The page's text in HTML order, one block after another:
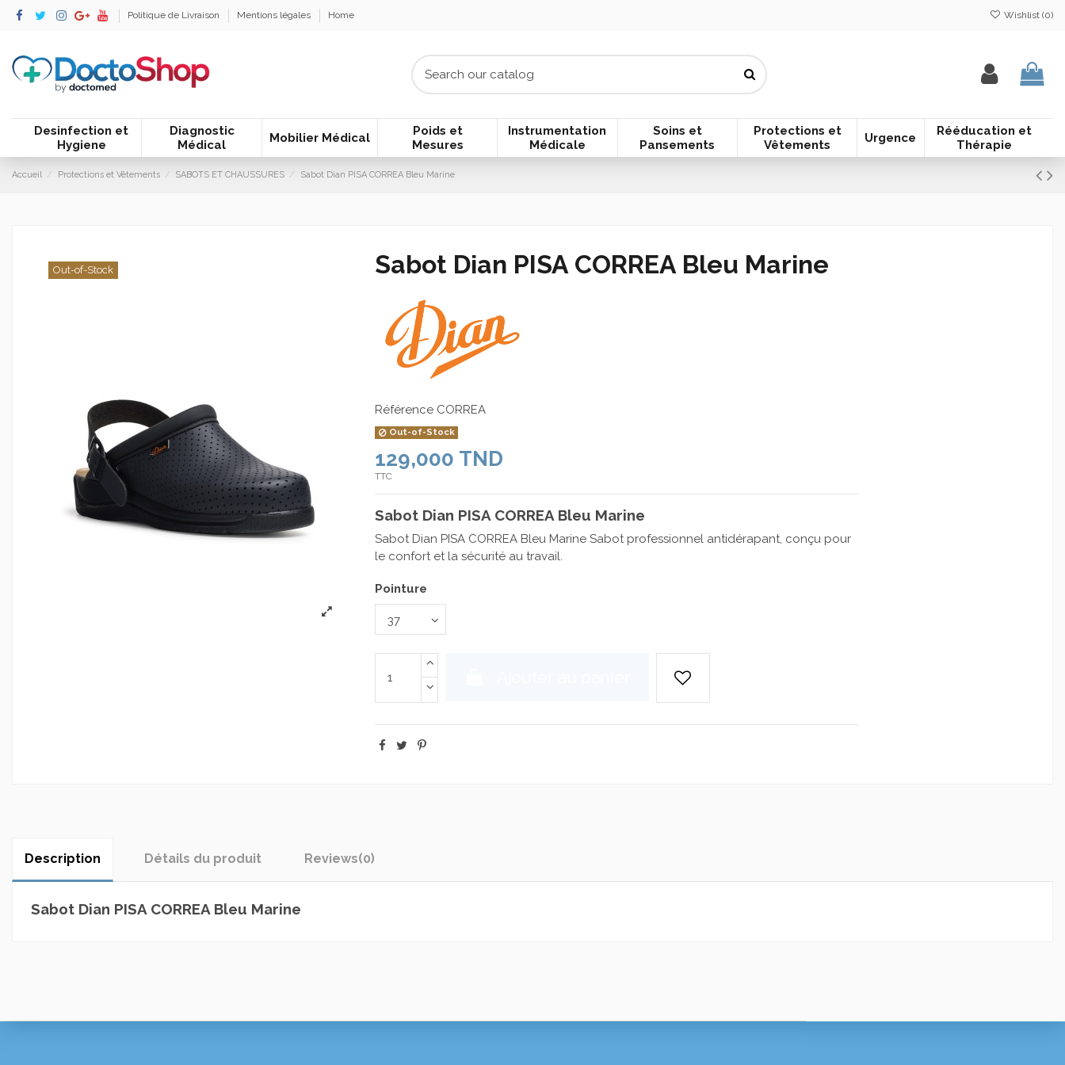
Politique de Livraison Mentions légales Home Wishlist (0)
Desinfection et
Hygiene
Diagnostic
Médical
Mobilier Médical
Poids et
Mesures
Instrumentation
Médicale
Soins et
Pansements
Protections et
Vêtements
Urgence
Rééducation et
Thérapie
Accueil Protections et Vêtements SABOTS ET CHAUSSURES Sabot Dian PISA CORREA Bleu Marine
Out-of-Stock Sabot Dian PISA CORREA Bleu Marine
Référence CORREA
Out-of-Stock
129,000 TND
TTC
Sabot Dian PISA CORREA Bleu Marine
Sabot Dian PISA CORREA Bleu Marine Sabot professionnel antidérapant, conçu pour
le confort et la sécurité au travail.
Pointure
Description Détails du produit Reviews(0)
Sabot Dian PISA CORREA Bleu Marine